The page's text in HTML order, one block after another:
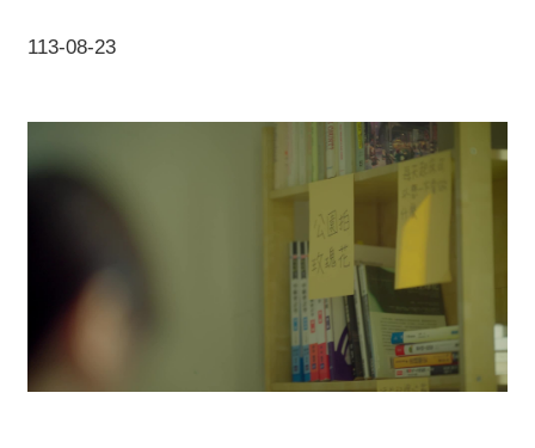
113-08-23